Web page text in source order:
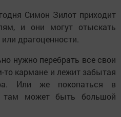
Симон Зилот приходит
и они могут отыскать
драгоценности.
нужно перебрать все свои
кармане и лежит забытая
Или же покопаться в
там может быть большой